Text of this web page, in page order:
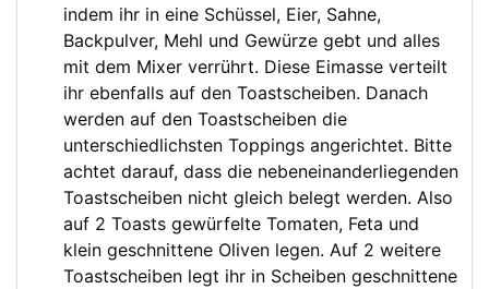
indem ihr in eine Schüssel, Eier, Sahne,
Backpulver, Mehl und Gewürze gebt und alles
mit dem Mixer verrührt. Diese Eimasse verteilt
ihr ebenfalls auf den Toastscheiben. Danach
werden auf den Toastscheiben die
unterschiedlichsten Toppings angerichtet. Bitte
achtet darauf, dass die nebeneinanderliegenden
Toastscheiben nicht gleich belegt werden. Also
auf 2 Toasts gewürfelte Tomaten, Feta und
klein geschnittene Oliven legen. Auf 2 weitere
Toastscheiben legt ihr in Scheiben geschnittene